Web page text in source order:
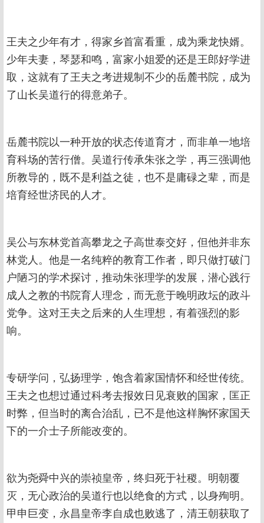
王夫之少年有才，得家乡首富看重，成为乘龙快婿。
少年夫妻，琴瑟和鸣，富家小姐爱的还是王郎好学进
取，这就有了王夫之考进规制不少的岳麓书院，成为
了山长吴道行的得意弟子。
岳麓书院以一种开放的状态传道育才，而非单一地培
育科场的苦行僧。吴道行传承朱张之学，再三强调他
所教导的，既不是利益之徒，也不是庸碌之辈，而是
培育经世济民的人才。
吴公与东林党首高攀龙之子高世泰交好，但他并非东
林党人。他是一名纯粹的教育工作者，即只做打破门
户陋习的学术探讨，推动朱张理学的发展，潜心践行
成人之教的书院育人理念，而无意于晚明政坛的政斗
党争。这对王夫之后来的人生理想，有着强烈的影
响。
专研学问，弘扬理学，饱含着家国情怀和经世传统。
王夫之也想过通过科考去报效日见衰败的国家，匡正
时弊，但当时的离合治乱，已不是他这样胸怀家国天
下的一介士子所能改变的。
欲为尧舜中兴的崇祯皇帝，终归死于社稷。明朝覆
灭，无心政治的吴道行也以绝食的方式，以身殉明。
甲申巨变，永昌皇帝李自成也败逃了，清王朝获取了